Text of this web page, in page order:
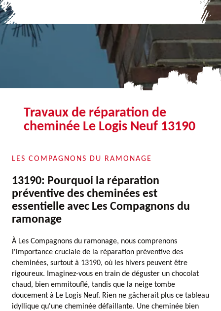
Travaux de réparation de
cheminée Le Logis Neuf 13190
LES COMPAGNONS DU RAMONAGE
13190: Pourquoi la réparation
préventive des cheminées est
essentielle avec Les Compagnons du
ramonage
À Les Compagnons du ramonage, nous comprenons
l'importance cruciale de la réparation préventive des
cheminées, surtout à 13190, où les hivers peuvent être
rigoureux. Imaginez-vous en train de déguster un chocolat
chaud, bien emmitouflé, tandis que la neige tombe
doucement à Le Logis Neuf. Rien ne gâcherait plus ce tableau
idyllique qu'une cheminée défaillante. Une cheminée bien